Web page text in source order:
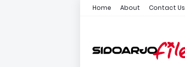
Home About Contact Us